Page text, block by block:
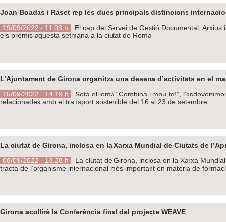
Joan Boadas i Raset rep les dues principals distincions
19/09/2022 - 11.03 h
El cap del Servei de Gestió Documental,
els premis aquesta setmana a la ciutat de Roma
L’Ajuntament de Girona organitza una desena d’activitats en el
15/09/2022 - 14.19 h
Sota el lema “Combina i mou-te!”,
relacionades amb el transport sostenible del 16 al 23 de setembre.
La ciutat de Girona, inclosa en la Xarxa Mundial de Ciutats de
08/09/2022 - 13.28 h
La ciutat de Girona, inclosa en la Xarxa
tracta de l’organisme internacional més important en matèria de
Girona acollirà la Conferència final del projecte WEAVE